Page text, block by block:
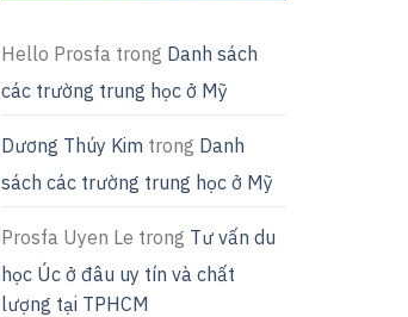
Hello Prosfa trong Danh sách
các trường trung học ở Mỹ
Dương Thúy Kim trong Danh
sách các trường trung học ở Mỹ
Prosfa Uyen Le trong Tư vấn du
học Úc ở đâu uy tín và chất
lượng tại TPHCM